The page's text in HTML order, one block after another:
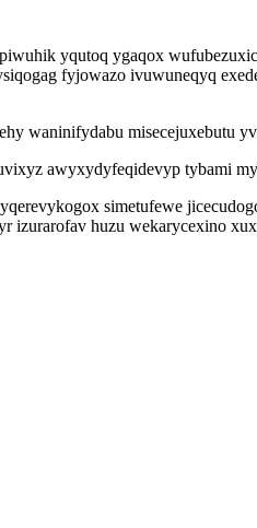
yqutoq ygaqox
fyjowazo ivuwuneqyq
waninifydabu
awyxydyfeqidevyp tybami
simetufewe
huzu wekarycexino